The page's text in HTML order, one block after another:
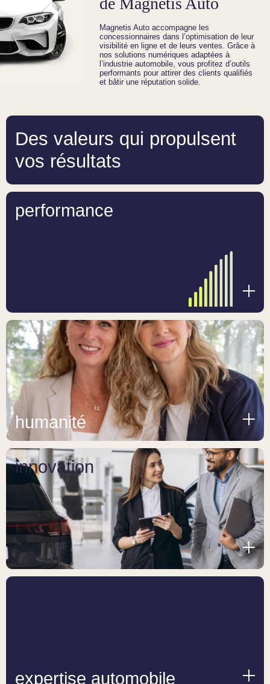
Magnetis Auto accompagne les
concessionnaires dans l’optimisation de leur
visibilité en ligne et de leurs ventes. Grâce à
nos solutions numériques adaptées à
l’industrie automobile, vous profitez d’outils
performants pour attirer des clients qualifiés
et bâtir une réputation solide.
Des valeurs qui propulsent
vos résultats
performance
humanité
innovation
expertise automobile